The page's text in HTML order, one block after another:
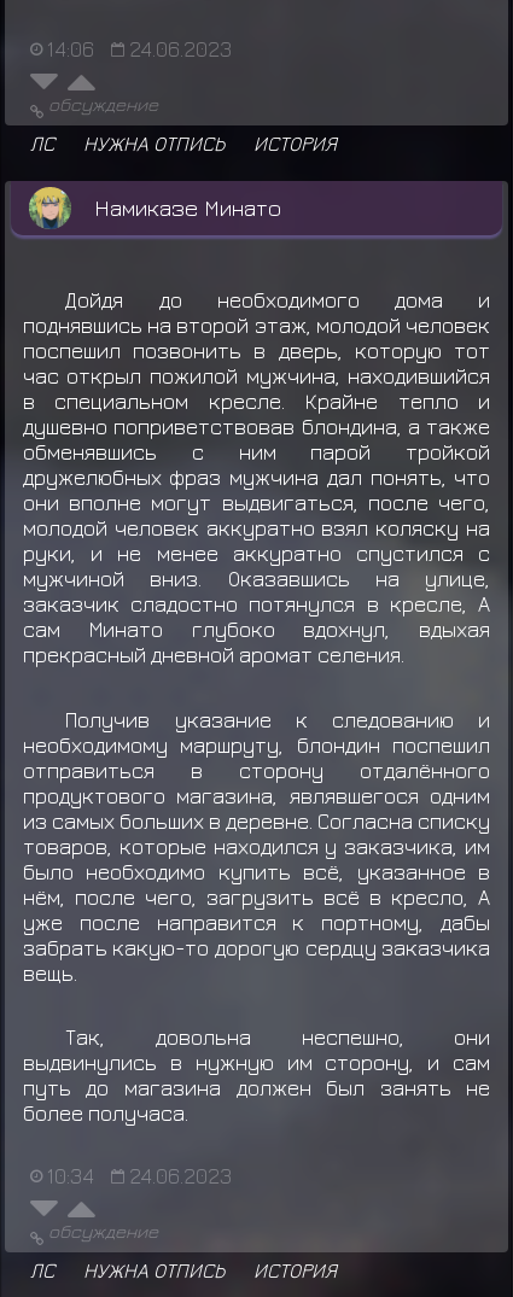
14:06 24.06.2023
обсуждение
ЛС НУЖНА ОТПИСЬ ИСТОРИЯ
Намиказе Минато
Дойдя до необходимого дома и
поднявшись на второй этаж, молодой человек
поспешил позвонить в дверь, которую тот
час открыл пожилой мужчина, находившийся
в специальном кресле. Крайне тепло и
душевно поприветствовав блондина, а также
обменявшись с ним парой тройкой
дружелюбных фраз мужчина дал понять, что
они вполне могут выдвигаться, после чего,
молодой человек аккуратно взял коляску на
руки, и не менее аккуратно спустился с
мужчиной вниз. Оказавшись на улице,
заказчик сладостно потянулся в кресле, А
сам Минато глубоко вдохнул, вдыхая
прекрасный дневной аромат селения.
Получив указание к следованию и
необходимому маршруту, блондин поспешил
отправиться в сторону отдалённого
продуктового магазина, являвшегося одним
из самых больших в деревне. Согласна списку
товаров, которые находился у заказчика, им
было необходимо купить всё, указанное в
нём, после чего, загрузить всё в кресло, А
уже после направится к портному, дабы
забрать какую-то дорогую сердцу заказчика
вещь.
Так, довольна неспешно, они
выдвинулись в нужную им сторону, и сам
путь до магазина должен был занять не
более получаса.
10:34 24.06.2023
обсуждение
ЛС НУЖНА ОТПИСЬ ИСТОРИЯ